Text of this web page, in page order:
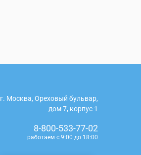
г. Москва, Ореховый бульвар,
дом 7, корпус 1
8-800-533-77-02
работаем с 9:00 до 18:00